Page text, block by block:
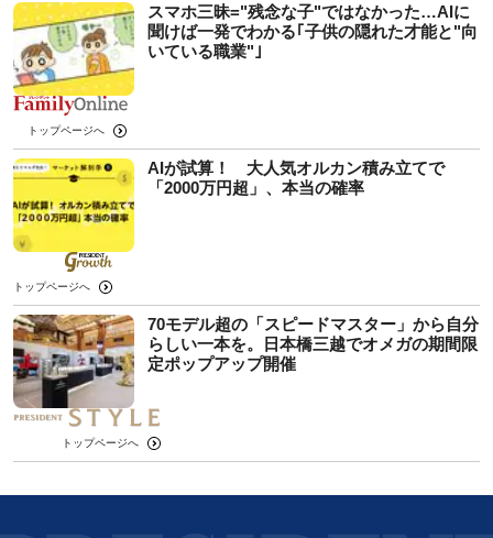
スマホ三昧="残念な子"ではなかった…AIに
聞けば一発でわかる｢子供の隠れた才能と"向
いている職業"｣
トップページへ
AIが試算！ 大人気オルカン積み立てで
「2000万円超」、本当の確率
トップページへ
70モデル超の「スピードマスター」から自分
らしい一本を。日本橋三越でオメガの期間限
定ポップアップ開催
トップページへ